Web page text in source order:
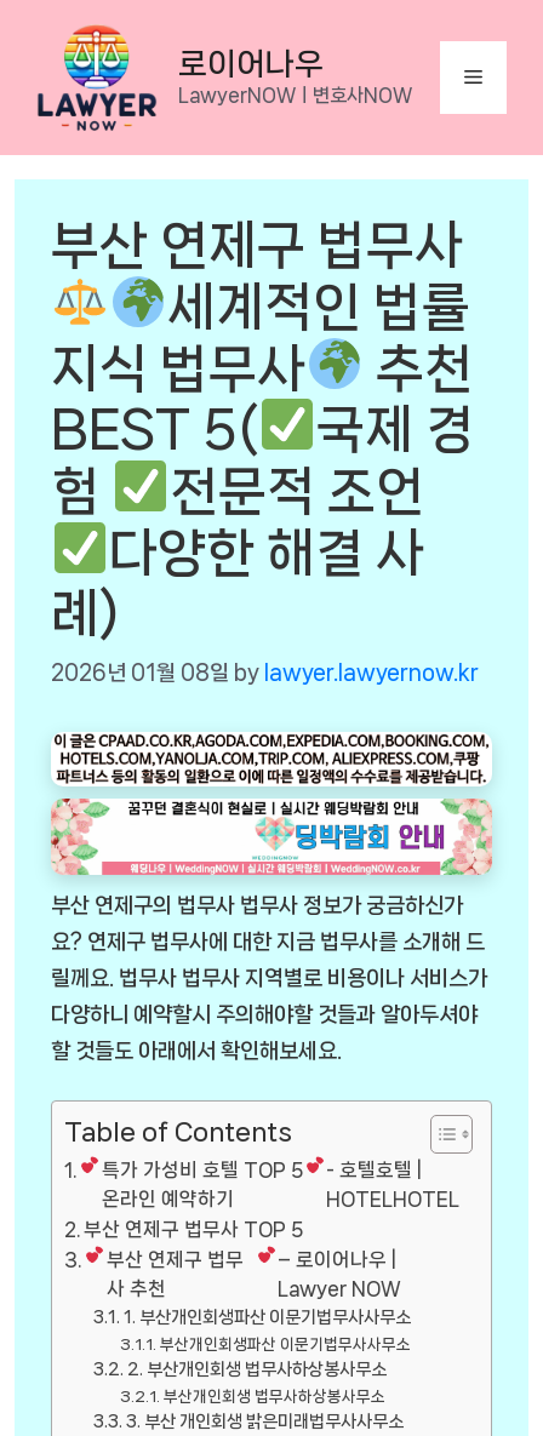
content
로이어나우
LawyerNOWㅣ변호사NOW
Menu
부산 연제구 법무사
세계적인 법률
지식 법무사
추천
BEST 5(
국제 경
험
전문적 조언
다양한 해결 사
례)
2026년 01월 08일 by lawyer.lawyernow.kr
부산 연제구의 법무사 법무사 정보가 궁금하신가
요? 연제구 법무사에 대한 지금 법무사를 소개해 드
릴께요. 법무사 법무사 지역별로 비용이나 서비스가
다양하니 예약할시 주의해야할 것들과 알아두셔야
할 것들도 아래에서 확인해보세요.
Table of Contents
특가 가성비 호텔 TOP 5
온라인 예약하기
- 호텔호텔 |
HOTELHOTEL
부산 연제구 법무사 TOP 5
부산 연제구 법무
사 추천
– 로이어나우 |
Lawyer NOW
1. 부산개인회생파산 이문기법무사사무소
부산개인회생파산 이문기법무사사무소
2. 부산개인회생 법무사하상봉사무소
부산개인회생 법무사하상봉사무소
3. 부산 개인회생 밝은미래법무사사무소